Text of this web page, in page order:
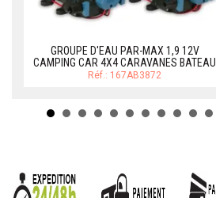
GROUPE D'EAU PAR-MAX 1,9 12V
CAMPING CAR 4X4 CARAVANES BATEAU
Réf.: 167AB3872